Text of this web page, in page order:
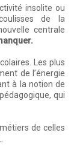
insolite ou
de la
centrale
Les plus
de l’énergie
à la notion de
qui
de celles